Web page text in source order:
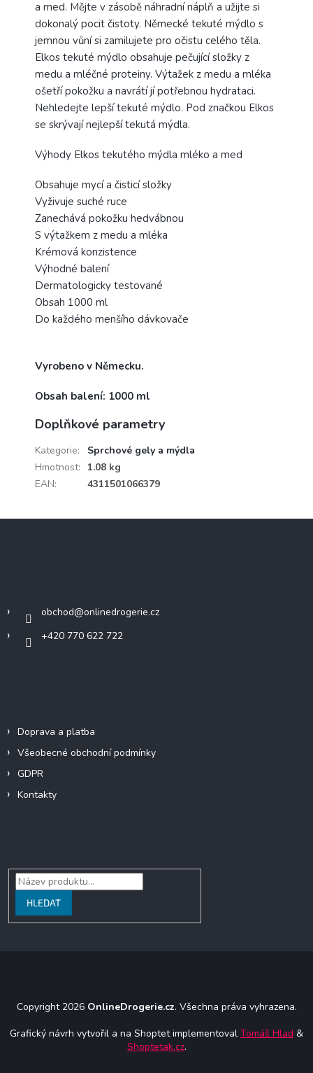
a med. Mějte v zásobě náhradní náplň a užijte si
dokonalý pocit čistoty. Německé tekuté mýdlo s
jemnou vůní si zamilujete pro očistu celého těla.
Elkos tekuté mýdlo obsahuje pečující složky z
medu a mléčné proteiny. Výtažek z medu a mléka
ošetří pokožku a navrátí jí potřebnou hydrataci.
Nehledejte lepší tekuté mýdlo. Pod značkou Elkos
se skrývají nejlepší tekutá mýdla.
Výhody Elkos tekutého mýdla mléko a med
Obsahuje mycí a čisticí složky
Vyživuje suché ruce
Zanechává pokožku hedvábnou
S výtažkem z medu a mléka
Krémová konzistence
Výhodné balení
Dermatologicky testované
Obsah 1000 ml
Do každého menšího dávkovače
Vyrobeno v Německu.
Obsah balení: 1000 ml
Doplňkové parametry
Kategorie:
Sprchové gely a mýdla
Hmotnost:
1.08 kg
EAN: 4311501066379
obchod@onlinedrogerie.cz
+420 770 622 722
Doprava a platba
Všeobecné obchodní podmínky
GDPR
Kontakty
HLEDAT
Copyright 2026 OnlineDrogerie.cz. Všechna práva vyhrazena.
Grafický návrh vytvořil a na Shoptet implementoval Tomáš Hlad &
Shoptetak.cz.